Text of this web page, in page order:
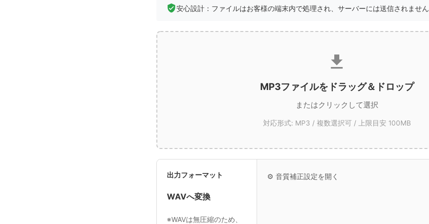
安心設計：ファイルはお客様の端末内で処理され、サーバーには送信されません
MP3ファイルをドラッグ＆ドロップ
またはクリックして選択
対応形式: MP3 / 複数選択可 / 上限目安 100MB
出力フォーマット
WAVへ変換
※WAVは無圧縮のため、
⚙️ 音質補正設定を開く